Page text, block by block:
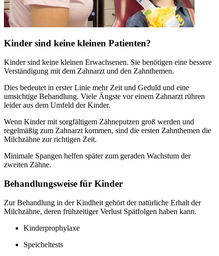
Kinder sind keine kleinen Patienten?
Kinder sind keine kleinen Erwachsenen. Sie benötigen eine bessere
Verständigung mit dem Zahnarzt und den Zahnthemen.
Dies bedeutet in erster Linie mehr Zeit und Geduld und eine
umsichtige Behandlung. Viele Ängste vor einem Zahnarzt rühren
leider aus dem Umfeld der Kinder.
Wenn Kinder mit sorgfältigem Zähneputzen groß werden und
regelmäßig zum Zahnarzt kommen, sind die ersten Zahnthemen die
Milchzähne zur richtigen Zeit.
Minimale Spangen helfen später zum geraden Wachstum der
zweiten Zähne.
Behandlungsweise für Kinder
Zur Behandlung in der Kindheit gehört der natürliche Erhalt der
Milchzähne, deren frühzeitiger Verlust Spätfolgen haben kann.
Kinderprophylaxe
Speicheltests